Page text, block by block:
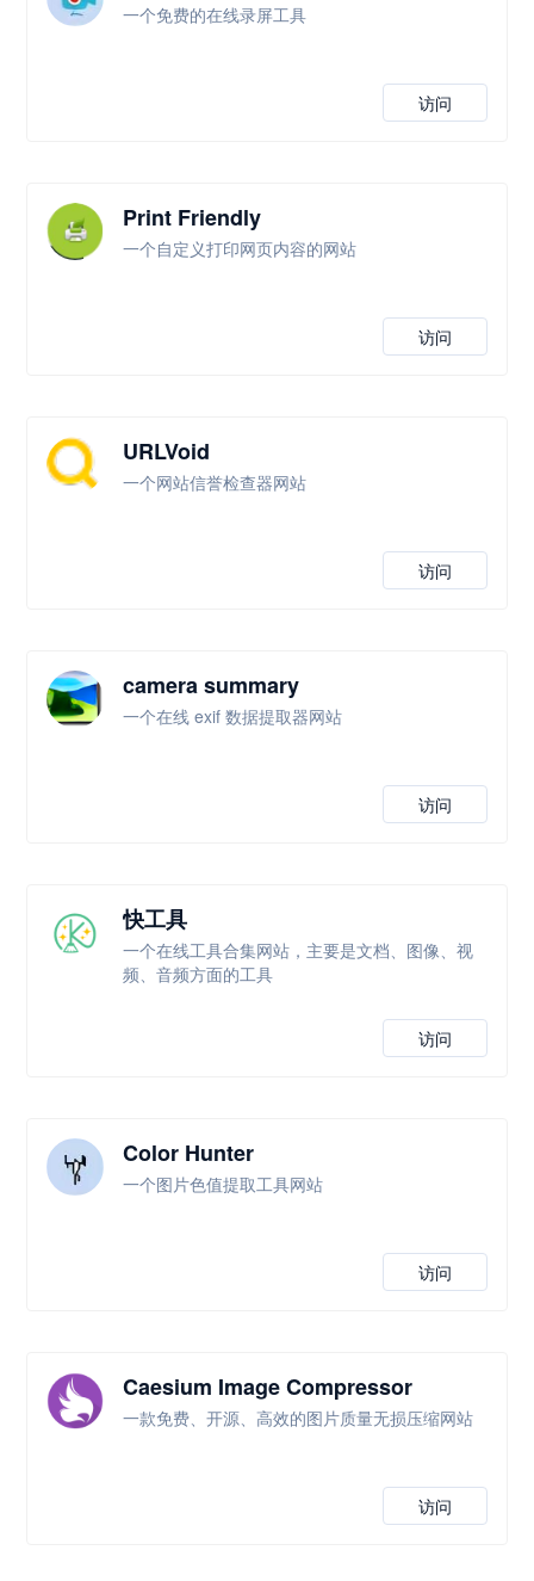
一个免费的在线录屏工具
访问
Print Friendly
一个自定义打印网页内容的网站
访问
URLVoid
一个网站信誉检查器网站
访问
camera summary
一个在线 exif 数据提取器网站
访问
快工具
一个在线工具合集网站，主要是文档、图像、视
频、音频方面的工具
访问
Color Hunter
一个图片色值提取工具网站
访问
Caesium Image Compressor
一款免费、开源、高效的图片质量无损压缩网站
访问